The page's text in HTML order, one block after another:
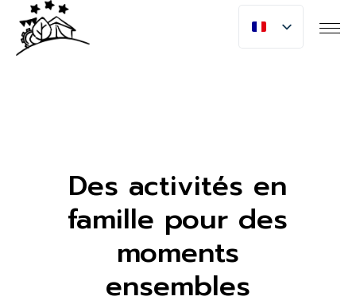
Des activités en
famille pour des
moments
ensembles